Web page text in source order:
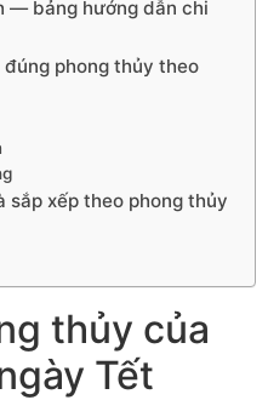
— bảng hướng dẫn chi
đúng phong thủy theo
sắp xếp theo phong thủy
thủy của
Tết